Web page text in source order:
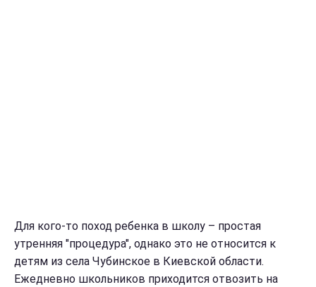
Для кого-то поход ребенка в школу – простая
утренняя "процедура", однако это не относится к
детям из села Чубинское в Киевской области.
Ежедневно школьников приходится отвозить на